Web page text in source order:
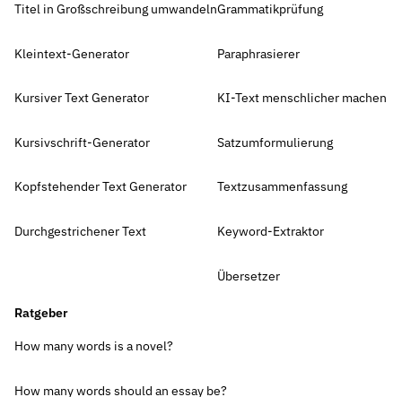
Titel in Großschreibung umwandeln
Kleintext-Generator
Kursiver Text Generator
Kursivschrift-Generator
Kopfstehender Text Generator
Durchgestrichener Text
Grammatikprüfung
Paraphrasierer
KI-Text menschlicher machen
Satzumformulierung
Textzusammenfassung
Keyword-Extraktor
Übersetzer
Ratgeber
How many words is a novel?
How many words should an essay be?